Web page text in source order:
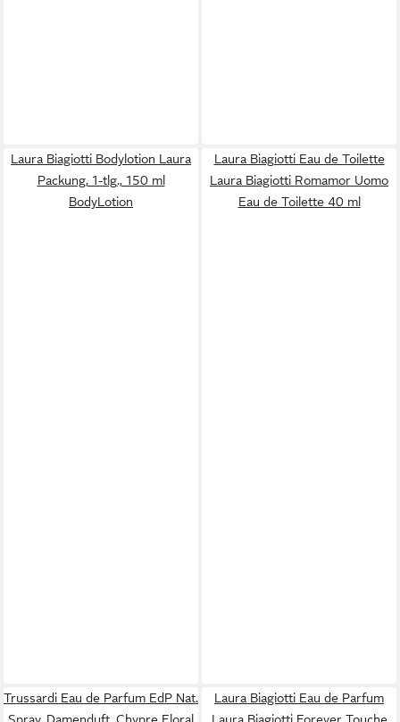
Laura Biagiotti Bodylotion Laura
Packung, 1-tlg., 150 ml
BodyLotion
Laura Biagiotti Eau de Toilette
Laura Biagiotti Romamor Uomo
Eau de Toilette 40 ml
Trussardi Eau de Parfum EdP Nat.
Spray, Damenduft, Chypre Floral
Laura Biagiotti Eau de Parfum
Laura Biagiotti Forever Touche